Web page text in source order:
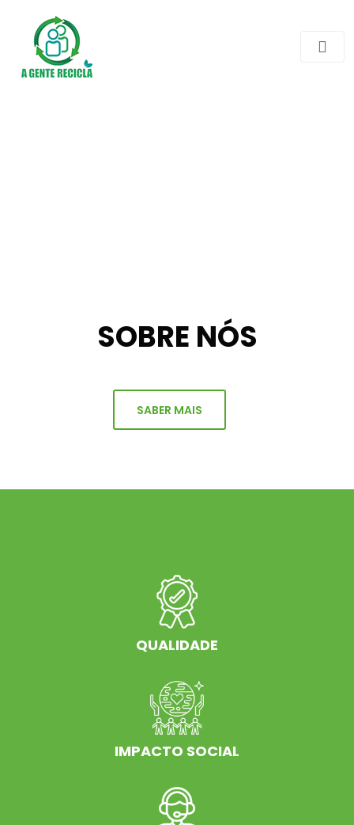
SOBRE NÓS
SABER MAIS
QUALIDADE
IMPACTO SOCIAL